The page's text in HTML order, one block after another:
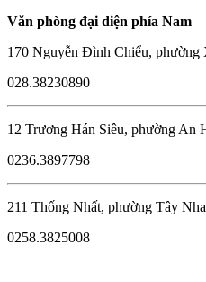
Văn phòng đại diện phía Nam
170 Nguyễn Đình Chiểu, phường
028.38230890
12 Trương Hán Siêu, phường An
0236.3897798
211 Thống Nhất, phường Tây
0258.3825008